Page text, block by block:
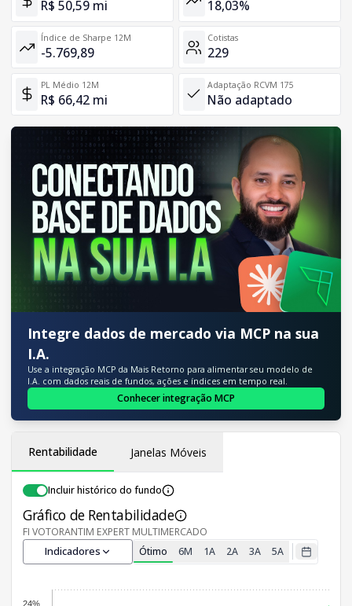
R$ 50,59 mi 18,03%
Índice de Sharpe 12M
-5.769,89
Cotistas
229
PL Médio 12M
R$ 66,42 mi
Adaptação RCVM 175
Não adaptado
Integre dados de mercado via MCP na sua
I.A.
Use a integração MCP da Mais Retorno para alimentar seu modelo de
I.A. com dados reais de fundos, ações e índices em tempo real.
Conhecer integração MCP
Rentabilidade Janelas Móveis
Incluir histórico do fundo
Gráfico de Rentabilidade
FI VOTORANTIM EXPERT MULTIMERCADO
Indicadores Ótimo 6M 1A 2A 3A 5A
24%